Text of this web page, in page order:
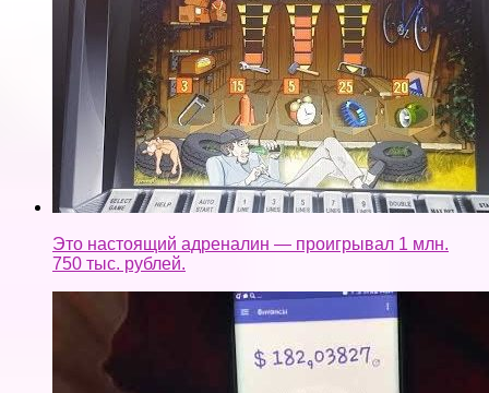
Это настоящий адреналин — проигрывал 1 млн.
750 тыс. рублей.